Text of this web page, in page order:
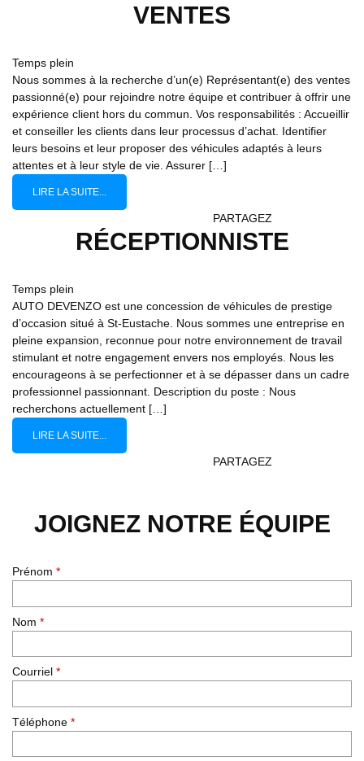
VENTES
Temps plein
Nous sommes à la recherche d’un(e) Représentant(e) des ventes
passionné(e) pour rejoindre notre équipe et contribuer à offrir une
expérience client hors du commun. Vos responsabilités : Accueillir
et conseiller les clients dans leur processus d’achat. Identifier
leurs besoins et leur proposer des véhicules adaptés à leurs
attentes et à leur style de vie. Assurer […]
LIRE LA SUITE...
PARTAGEZ
RÉCEPTIONNISTE
Temps plein
AUTO DEVENZO est une concession de véhicules de prestige
d’occasion situé à St-Eustache. Nous sommes une entreprise en
pleine expansion, reconnue pour notre environnement de travail
stimulant et notre engagement envers nos employés. Nous les
encourageons à se perfectionner et à se dépasser dans un cadre
professionnel passionnant. Description du poste : Nous
recherchons actuellement […]
LIRE LA SUITE...
PARTAGEZ
JOIGNEZ NOTRE ÉQUIPE
Prénom *
Nom *
Courriel *
Téléphone *